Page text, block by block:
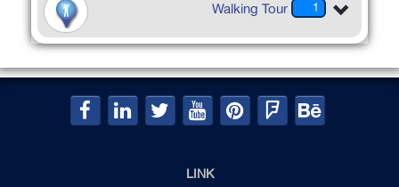
1
Walking Tour
LINK